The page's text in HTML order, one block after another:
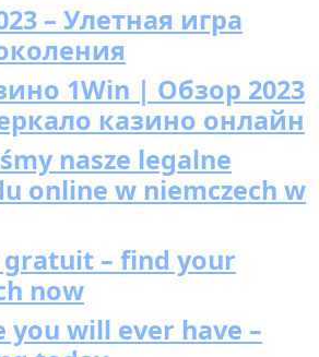
– Улетная игра
1Win | Обзор 2023
казино онлайн
nasze legalne
online w niemczech w
gratuit – find your
now
you will ever have –